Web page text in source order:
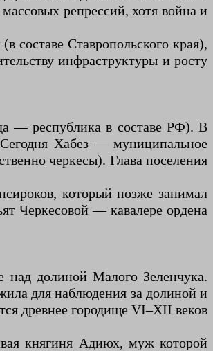
репрессий, хотя война и
составе Ставропольского края),
инфраструктуры и росту
— республика в составе РФ). В
Хабез — муниципальное
черкесы). Глава поселения
который позже занимал
Черкесовой — кавалере ордена
над долиной Малого Зеленчука.
для наблюдения за долиной и
древнее городище VI–XII веков
княгиня Адиюх, муж которой